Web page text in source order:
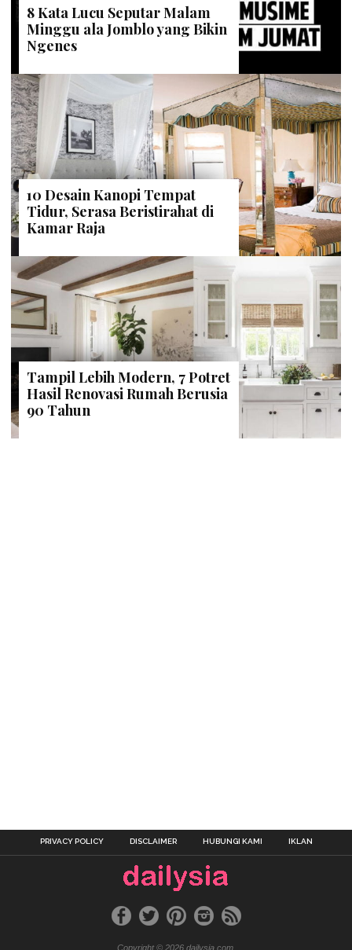
8 Kata Lucu Seputar Malam
Minggu ala Jomblo yang Bikin
Ngenes
10 Desain Kanopi Tempat
Tidur, Serasa Beristirahat di
Kamar Raja
Tampil Lebih Modern, 7 Potret
Hasil Renovasi Rumah Berusia
90 Tahun
PRIVACY POLICY DISCLAIMER HUBUNGI KAMI IKLAN
Copyright © 2026 dailysia.com.